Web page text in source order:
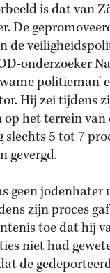
is dat van
De
de
onderzoeker
politieman'
Hij zei tijdens
het terrein van
slechts 5 tot 7
gevergd.
geen
zijn proces
toe dat hij
niet had
de